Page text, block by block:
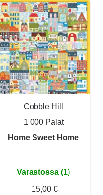
Cobble Hill
1 000 Palat
Home Sweet Home
Varastossa (1)
15,00 €